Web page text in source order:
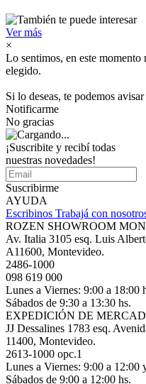
Ver más
×
Lo sentimos, en este
elegido.
Si lo deseas, te podemos
Notificarme
No gracias
¡Suscribite y recibí todas
nuestras novedades!
Suscribirme
AYUDA
Escribinos Trabajá con
ROZEN SHOWROOM
Av. Italia 3105 esq. Luis
A11600, Montevideo.
2486-1000
098 619 000
Lunes a Viernes: 9:00 a 18:00
Sábados de 9:30 a 13:30 hs.
EXPEDICIÓN DE
JJ Dessalines 1783 esq.
11400, Montevideo.
2613-1000 opc.1
Lunes a Viernes: 9:00 a 12:00
Sábados de 9:00 a 12:00 hs.